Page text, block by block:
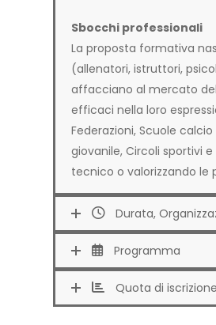
Sbocchi professionali
La proposta formativa
(allenatori, istruttori,
affacciano al mercato
efficaci nella loro
Federazioni, Scuole
giovanile, Circoli sportivi
tecnico o valorizzando le
Durata,
Programma
Quota di iscrizione